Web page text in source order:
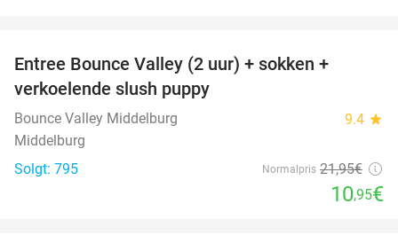
Entree Bounce Valley (2 uur) + sokken +
verkoelende slush puppy
Bounce Valley Middelburg 9.4 star
Middelburg
Solgt: 795
Normalpris 21,95€
10,95€